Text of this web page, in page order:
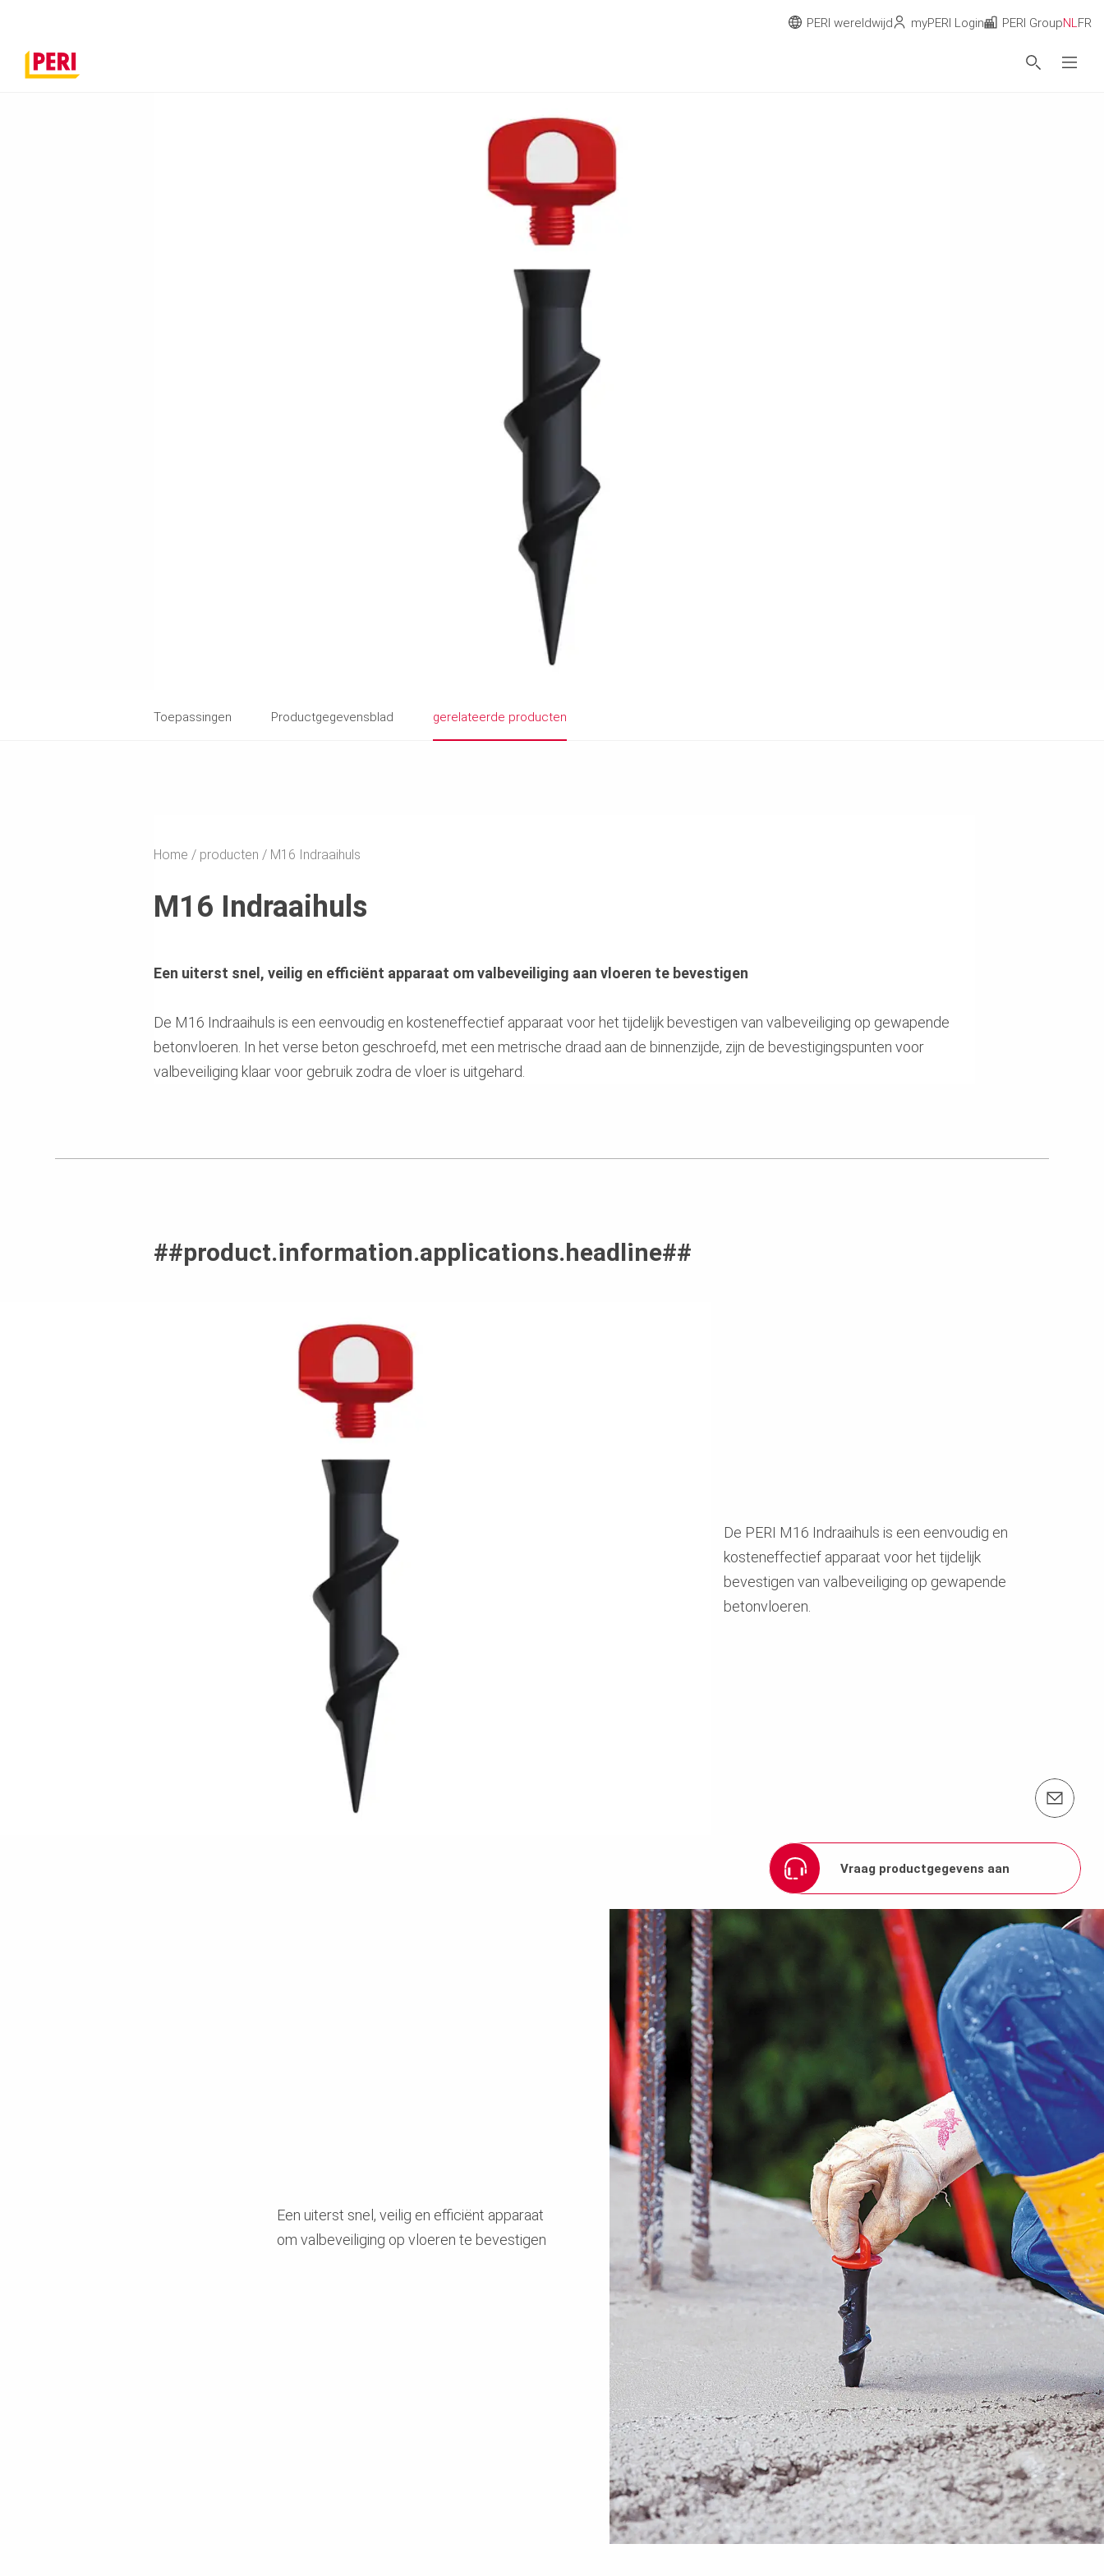
Vraag productgegevens aan
Toepassingen Productgegevensblad gerelateerde producten
Home producten M16 Indraaihuls
M16 Indraaihuls
Een uiterst snel, veilig en efficiënt apparaat om valbeveiliging aan vloeren te bevestigen
De M16 Indraaihuls is een eenvoudig en kosteneffectief apparaat voor het tijdelijk bevestigen van valbeveiliging op gewapende
betonvloeren. In het verse beton geschroefd, met een metrische draad aan de binnenzijde, zijn de bevestigingspunten voor
valbeveiliging klaar voor gebruik zodra de vloer is uitgehard.
##product.information.applications.headline##
De PERI M16 Indraaihuls is een eenvoudig en
kosteneffectief apparaat voor het tijdelijk
bevestigen van valbeveiliging op gewapende
betonvloeren.
Een uiterst snel, veilig en efficiënt apparaat
om valbeveiliging op vloeren te bevestigen
PERI wereldwijd myPERI Login PERI GroupNLFR